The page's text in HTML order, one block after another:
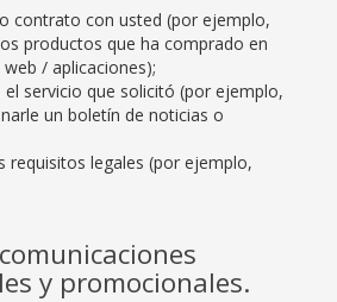
contrato con usted (por ejemplo,
productos que ha comprado en
/ aplicaciones);
servicio que solicitó (por ejemplo,
un boletín de noticias o
requisitos legales (por ejemplo,
y promocionales.